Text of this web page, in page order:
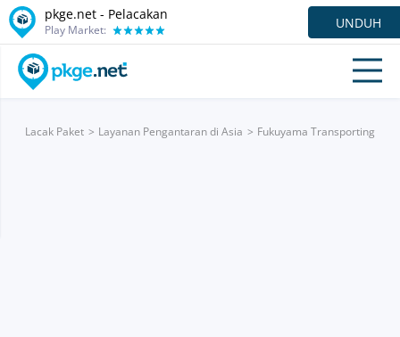
pkge.net - Pelacakan
Play Market: UNDUH
Lacak Paket Layanan Pengantaran di Asia Fukuyama Transporting